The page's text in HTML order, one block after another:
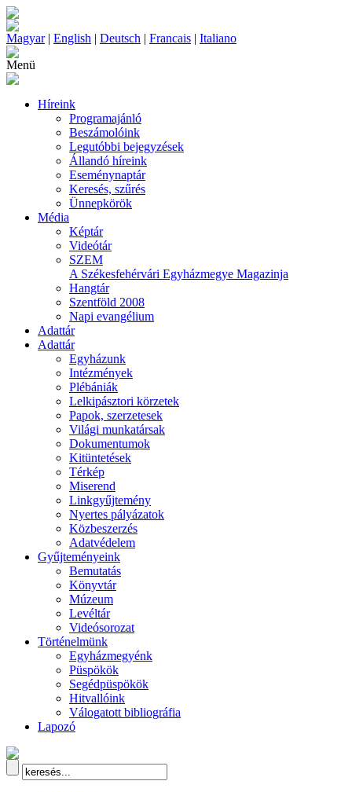
Magyar| English | Deutsch | Francais | Italiano
Menü
Híreink
Programajánló
Beszámolóink
Legutóbbi bejegyzések
Állandó híreink
Eseménynaptár
Keresés, szűrés
Ünnepkörök
Média
Képtár
Videótár
SZEM
A Székesfehérvári Egyházmegye Magazinja
Hangtár
Szentföld 2008
Napi evangélium
Adattár
Adattár
Egyházunk
Intézmények
Plébániák
Lelkipásztori körzetek
Papok, szerzetesek
Világi munkatársak
Dokumentumok
Kitüntetések
Térkép
Miserend
Linkgyűjtemény
Nyertes pályázatok
Közbeszerzés
Adatvédelem
Gyűjteményeink
Bemutatás
Könyvtár
Múzeum
Levéltár
Videósorozat
Történelmünk
Egyházmegyénk
Püspökök
Segédpüspökök
Hitvallóink
Válogatott bibliográfia
Lapozó